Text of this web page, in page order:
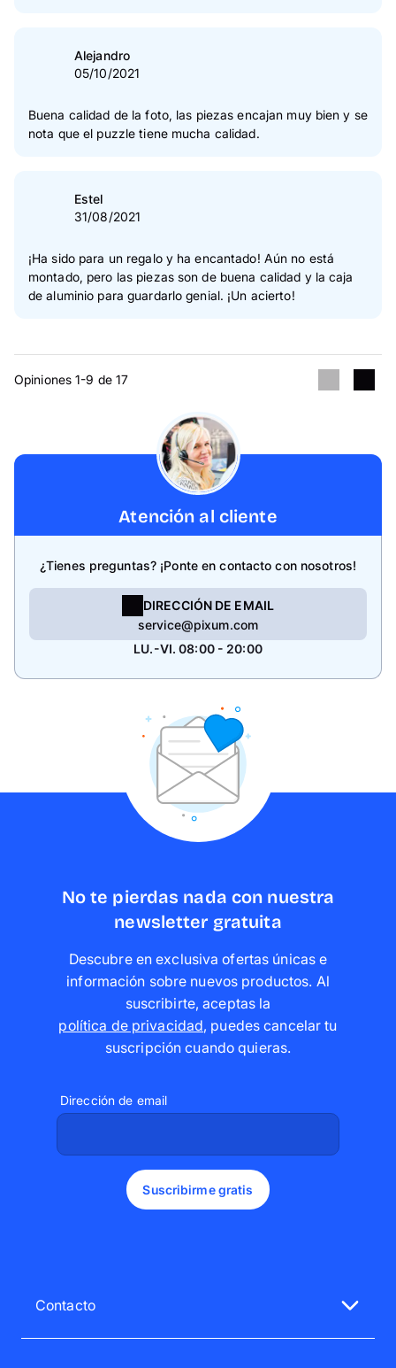
Alejandro
05/10/2021
Buena calidad de la foto, las piezas encajan muy bien y se
nota que el puzzle tiene mucha calidad.
Estel
31/08/2021
¡Ha sido para un regalo y ha encantado! Aún no está
montado, pero las piezas son de buena calidad y la caja
de aluminio para guardarlo genial. ¡Un acierto!
Opiniones 1-9 de 17
Atención al cliente
¿Tienes preguntas? ¡Ponte en contacto con nosotros!
DIRECCIÓN DE EMAIL
service@pixum.com
LU.-VI. 08:00 - 20:00
No te pierdas nada con nuestra
newsletter gratuita
Descubre en exclusiva ofertas únicas e
información sobre nuevos productos. Al
suscribirte, aceptas la
política de privacidad, puedes cancelar tu
suscripción cuando quieras.
Dirección de email
Suscribirme gratis
Contacto
Nuestro servicio de atención al cliente te atenderá